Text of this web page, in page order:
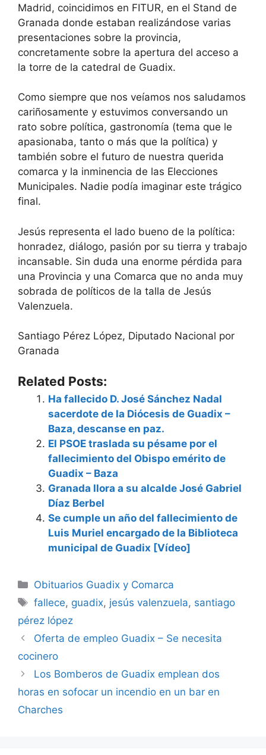
Madrid, coincidimos en FITUR, en el Stand de
Granada donde estaban realizándose varias
presentaciones sobre la provincia,
concretamente sobre la apertura del acceso a
la torre de la catedral de Guadix.
Como siempre que nos veíamos nos saludamos
cariñosamente y estuvimos conversando un
rato sobre política, gastronomía (tema que le
apasionaba, tanto o más que la política) y
también sobre el futuro de nuestra querida
comarca y la inminencia de las Elecciones
Municipales. Nadie podía imaginar este trágico
final.
Jesús representa el lado bueno de la política:
honradez, diálogo, pasión por su tierra y trabajo
incansable. Sin duda una enorme pérdida para
una Provincia y una Comarca que no anda muy
sobrada de políticos de la talla de Jesús
Valenzuela.
Santiago Pérez López, Diputado Nacional por
Granada
Related Posts:
Ha fallecido D. José Sánchez Nadal
sacerdote de la Diócesis de Guadix –
Baza, descanse en paz.
El PSOE traslada su pésame por el
fallecimiento del Obispo emérito de
Guadix – Baza
Granada llora a su alcalde José Gabriel
Díaz Berbel
Se cumple un año del fallecimiento de
Luis Muriel encargado de la Biblioteca
municipal de Guadix [Vídeo]
Categorías
Obituarios Guadix y Comarca
Etiquetas
fallece, guadix, jesús valenzuela, santiago
pérez lópez
Oferta de empleo Guadix – Se necesita
cocinero
Los Bomberos de Guadix emplean dos
horas en sofocar un incendio en un bar en
Charches